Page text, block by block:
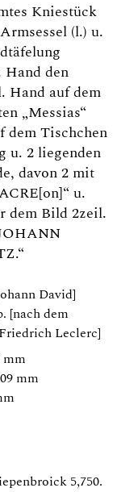
Kniestück
(l.) u.
Hand den
Hand auf dem
„Messias“
dem Tischchen
u. 2 liegenden
davon 2 mit
u.
dem Bild 2zeil.
David]
[nach dem
Leclerc]
mm
mm
5,750.